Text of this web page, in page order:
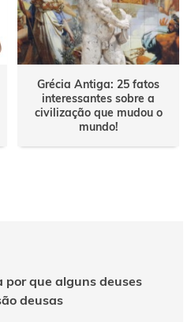
Grécia Antiga: 25 fatos
interessantes sobre a
civilização que mudou o
mundo!
por que alguns deuses
deusas